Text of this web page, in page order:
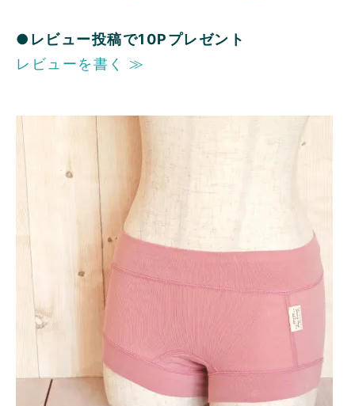
●レビュー投稿で10Pプレゼント
レビューを書く ≫